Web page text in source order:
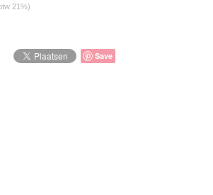
21%)
Save